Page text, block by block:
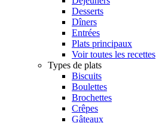
Desserts
Dîners
Entrées
Plats principaux
Voir toutes les recettes
Types de plats
Biscuits
Boulettes
Brochettes
Crêpes
Gâteaux